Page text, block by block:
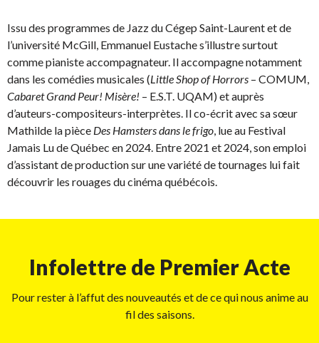
Issu des programmes de Jazz du Cégep Saint-Laurent et de
l’université McGill, Emmanuel Eustache s’illustre surtout
comme pianiste accompagnateur. Il accompagne notamment
dans les comédies musicales (Little Shop of Horrors – COMUM,
Cabaret Grand Peur! Misère! – E.S.T. UQAM) et auprès
d’auteurs-compositeurs-interprètes. Il co-écrit avec sa sœur
Mathilde la pièce Des Hamsters dans le frigo, lue au Festival
Jamais Lu de Québec en 2024. Entre 2021 et 2024, son emploi
d’assistant de production sur une variété de tournages lui fait
découvrir les rouages du cinéma québécois.
Infolettre de Premier Acte
Pour rester à l’affut des nouveautés et de ce qui nous anime au
fil des saisons.